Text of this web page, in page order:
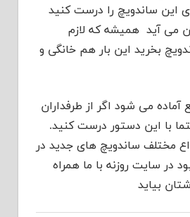
این ساندویچ را درست کنید
می آید همیشه که لازم
بخرید این بار هم خانگی و
آماده می شود اگر از طرفداران
با این دستور درست کنید.
مختلف ساندویچ های جدید در
در سایت روزنه با ما همراه
بیاید